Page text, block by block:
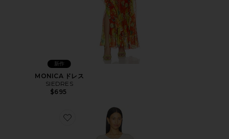
新作
MONICA ドレス
SIEDRES
$695
Favorite PENELOPE ドレス